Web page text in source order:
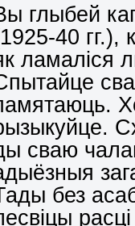
глыбей
40 гг.),
ламаліся
сваю
без